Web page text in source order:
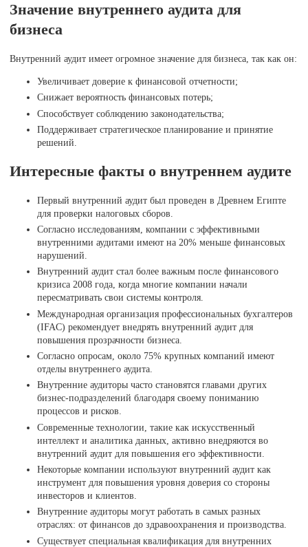
Значение внутреннего аудита для
бизнеса
Внутренний аудит имеет огромное значение для бизнеса, так как он:
Увеличивает доверие к финансовой отчетности;
Снижает вероятность финансовых потерь;
Способствует соблюдению законодательства;
Поддерживает стратегическое планирование и принятие
решений.
Интересные факты о внутреннем аудите
Первый внутренний аудит был проведен в Древнем Египте
для проверки налоговых сборов.
Согласно исследованиям, компании с эффективными
внутренними аудитами имеют на 20% меньше финансовых
нарушений.
Внутренний аудит стал более важным после финансового
кризиса 2008 года, когда многие компании начали
пересматривать свои системы контроля.
Международная организация профессиональных бухгалтеров
(IFAC) рекомендует внедрять внутренний аудит для
повышения прозрачности бизнеса.
Согласно опросам, около 75% крупных компаний имеют
отделы внутреннего аудита.
Внутренние аудиторы часто становятся главами других
бизнес-подразделений благодаря своему пониманию
процессов и рисков.
Современные технологии, такие как искусственный
интеллект и аналитика данных, активно внедряются во
внутренний аудит для повышения его эффективности.
Некоторые компании используют внутренний аудит как
инструмент для повышения уровня доверия со стороны
инвесторов и клиентов.
Внутренние аудиторы могут работать в самых разных
отраслях: от финансов до здравоохранения и производства.
Существует специальная квалификация для внутренних